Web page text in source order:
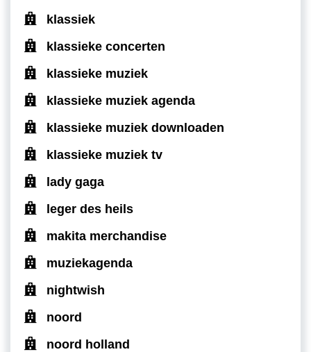
klassiek
klassieke concerten
klassieke muziek
klassieke muziek agenda
klassieke muziek downloaden
klassieke muziek tv
lady gaga
leger des heils
makita merchandise
muziekagenda
nightwish
noord
noord holland